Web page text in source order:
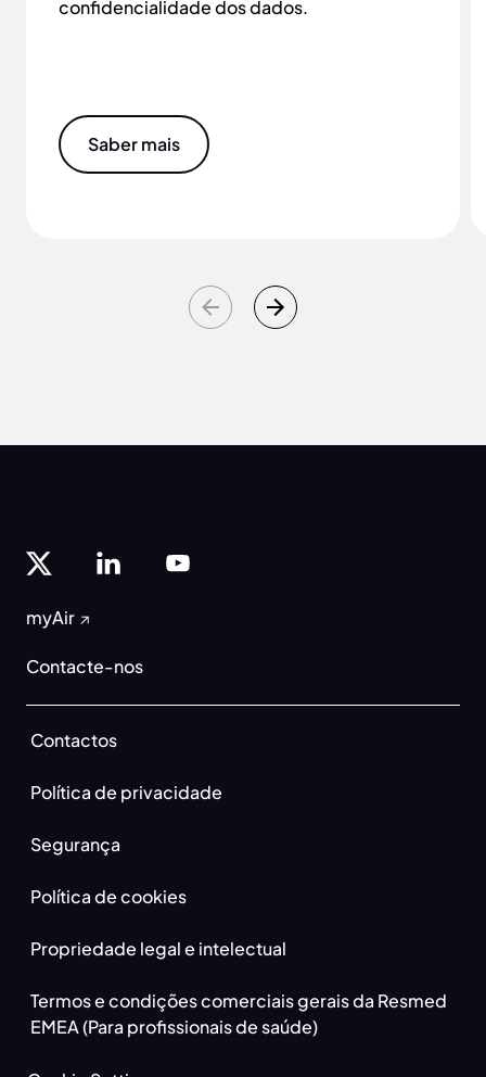
confidencialidade dos dados.
Saber mais
myAir
Contacte-nos
Contactos
Política de privacidade
Segurança
Política de cookies
Propriedade legal e intelectual
Termos e condições comerciais gerais da Resmed
EMEA (Para profissionais de saúde)